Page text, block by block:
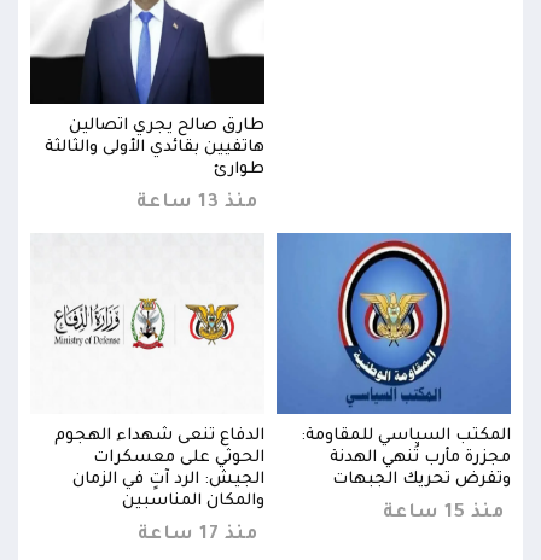
طارق صالح يجري اتصالين
هاتفيين بقائدي الأولى والثالثة
طوارئ
منذ 13 ساعة
المكتب السياسي للمقاومة:
مجزرة مأرب تُنهي الهدنة
وتفرض تحريك الجبهات
منذ 15 ساعة
الدفاع تنعى شهداء الهجوم
الحوثي على معسكرات
الجيش: الرد آتٍ في الزمان
والمكان المناسبين
منذ 17 ساعة